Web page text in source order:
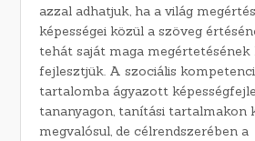
azzal adhatjuk, ha a világ
képességei közül a szöveg
tehát saját maga megértetésének
fejlesztjük. A szociális
tartalomba ágyazott
tananyagon, tanítási tartalmakon
megvalósul, de célrendszerében a